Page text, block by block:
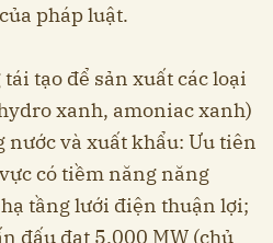
pháp luật.
tạo để sản xuất các loại
xanh, amoniac xanh)
nước và xuất khẩu: Ưu tiên
có tiềm năng năng
tầng lưới điện thuận lợi;
đấu đạt 5.000 MW (chủ